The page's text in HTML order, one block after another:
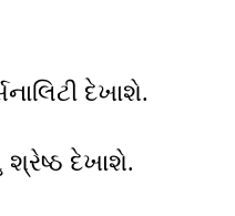
દેખાશે.
શ્રેષ્ઠ દેખાશે.